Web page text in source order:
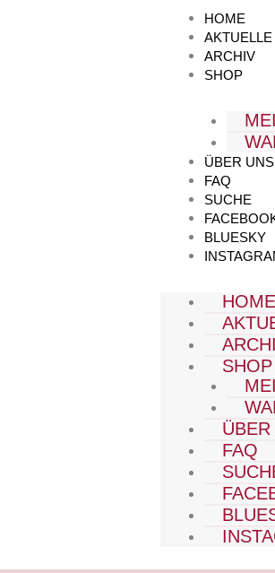
HOME
ARCHIV
SHOP
ÜBER UNS
FAQ
SUCHE
BLUESKY
HOME
SHOP
FAQ